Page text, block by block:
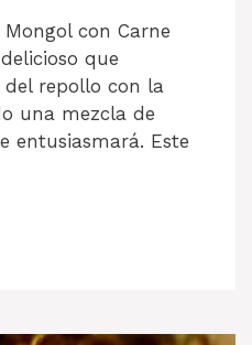
con Carne
que
repollo con la
una mezcla de
entusiasmará. Este